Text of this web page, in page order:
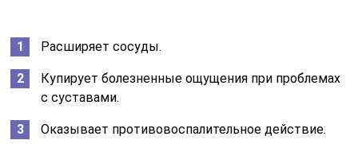
Расширяет сосуды.
Купирует болезненные ощущения при проблемах
с суставами.
Оказывает противовоспалительное действие.